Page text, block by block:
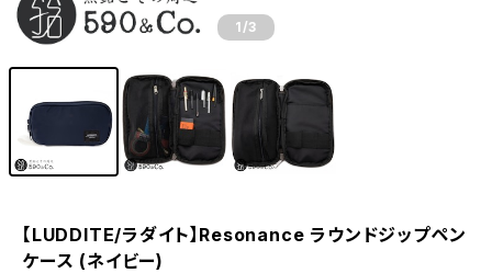
1 /3
【LUDDITE/ラダイト】Resonance ラウンドジップペン
ケース (ネイビー)